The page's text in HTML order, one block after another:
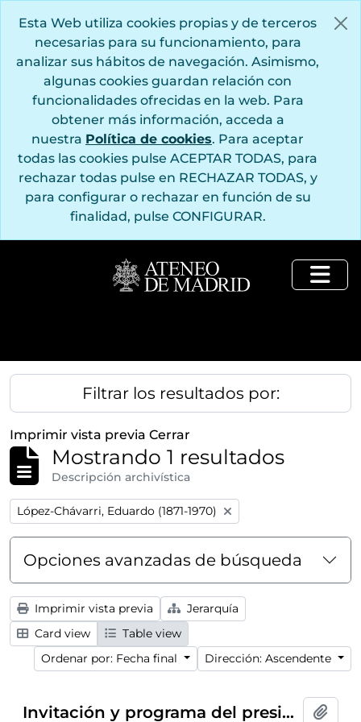
Esta Web utiliza cookies propias y de terceros
necesarias para su funcionamiento, para
analizar sus hábitos de navegación. Asimismo,
algunas cookies guardan relación con
funcionalidades ofrecidas en la web. Para
obtener más información, acceda a
nuestra Política de cookies. Para aceptar
todas las cookies pulse ACEPTAR TODAS, para
rechazar todas pulse en RECHAZAR TODAS, y
para configurar o rechazar en función de su
finalidad, pulse CONFIGURAR.
Filtrar los resultados por:
Imprimir vista previa Cerrar
Mostrando 1 resultados
Descripción archivística
Remove filter:
López-Chávarri, Eduardo (1871-1970)
Opciones avanzadas de búsqueda
Imprimir vista previa
Jerarquía
Card view
Table view
Ordenar por: Fecha final
Dirección: Ascendente
Invitación y programa del presidente del Ateneo de Madrid al conferencia-concierto dentro del ciclo